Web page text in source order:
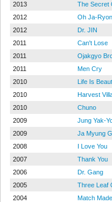
2013
The Secret
2012
Oh Ja-
2012
Dr. JIN
2011
Can't Lose
2011
Ojakgyo
2011
Men Cry
2010
Life Is
2010
Harvest
2010
Chuno
2009
Jung Yak-
2009
Ja Myung
2008
I Love You
2007
Thank You
2006
Dr. Gang
2005
Three Leaf
2004
Match